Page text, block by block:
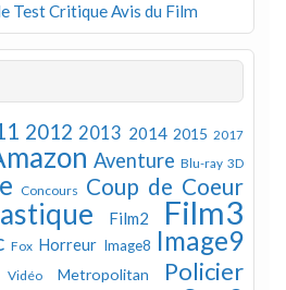
Test Critique Avis du Film
2012 2013 2014 2015 2017
Aventure Blu-ray 3D
Concours Coup de Coeur
Film2 Film3
Fox Horreur Image8 Image9
Metropolitan Policier